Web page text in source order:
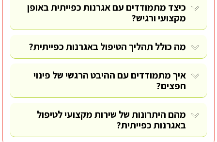
כיצד מתמודדים עם אגרנות כפייתית באופן
מקצועי ורגיש?
מה כולל תהליך הטיפול באגרנות כפייתית?
איך מתמודדים עם ההיבט הרגשי של פינוי
חפצים?
מהם היתרונות של שירות מקצועי לטיפול
באגרנות כפייתית?